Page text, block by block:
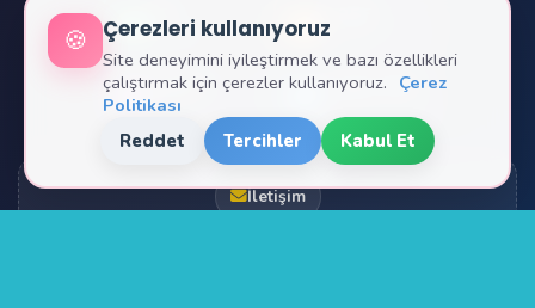
27
ONLINE BUGÜN
1.833
DÜN
1.481.356
İletişim
🍪 Çerezleri kullanıyoruz
Site deneyimini iyileştirmek ve bazı özellikleri
çalıştırmak için çerezler kullanıyoruz. Çerez
Politikası
Reddet
Tercihler Kabul Et